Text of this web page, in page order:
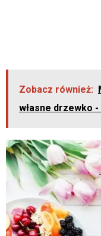
Zobacz również:
własne drzewko